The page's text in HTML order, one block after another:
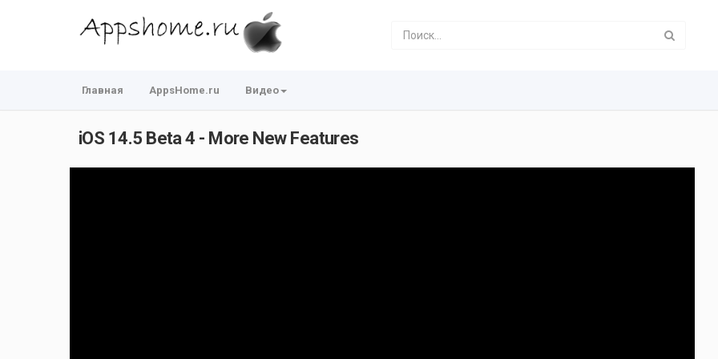
Главная AppsHome.ru Видео
iOS 14.5 Beta 4 - More New Features